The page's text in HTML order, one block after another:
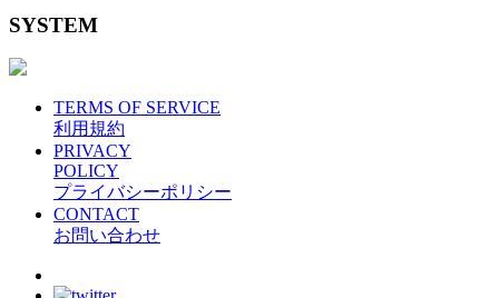
SYSTEM
TERMS OF SERVICE
利用規約
PRIVACY
POLICY
プライバシーポリシー
CONTACT
お問い合わせ